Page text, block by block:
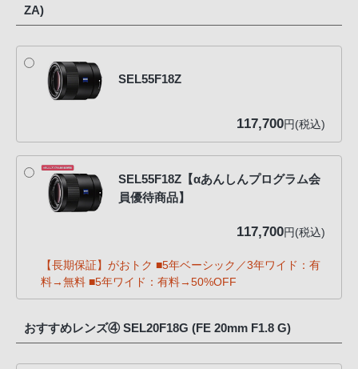
ZA)
SEL55F18Z
117,700円(税込)
SEL55F18Z【αあんしんプログラム会
員優待商品】
117,700円(税込)
【長期保証】がおトク ■5年ベーシック／3年ワイド：有
料→無料 ■5年ワイド：有料→50%OFF
おすすめレンズ④ SEL20F18G (FE 20mm F1.8 G)